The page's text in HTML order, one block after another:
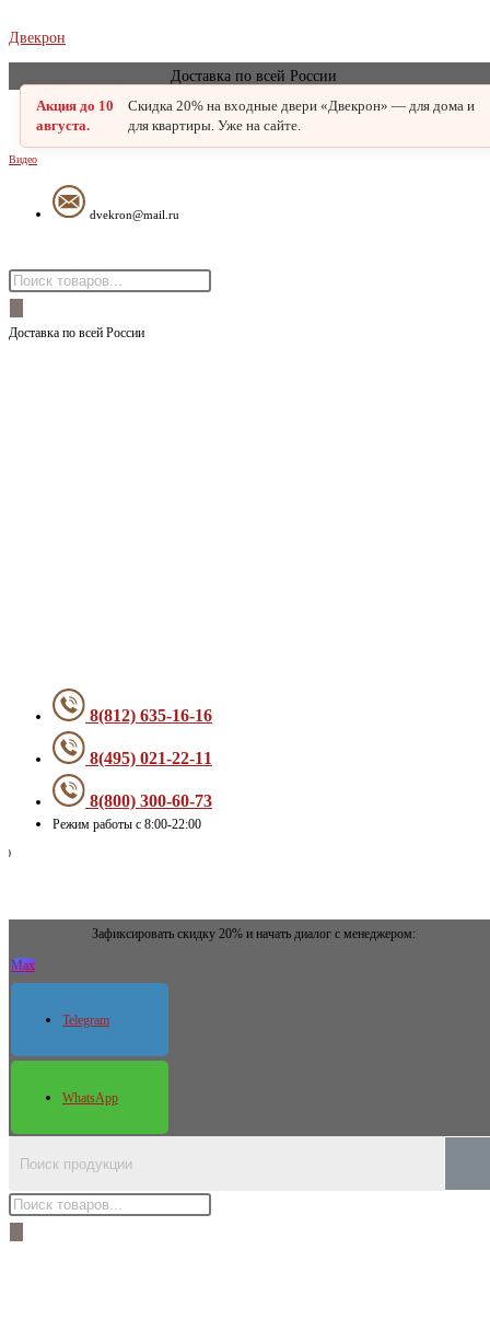
Перейти
к
содержимому
Двекрон
Доставка по всей России
Акция до 10
августа.
Скидка 20% на входные двери «Двекрон» — для дома и
для квартиры. Уже на сайте.
Видео
dvekron@mail.ru
Поиск
Доставка по всей России
8(812) 635-16-16
8(495) 021-22-11
8(800) 300-60-73
Режим работы с 8:00-22:00
Зафиксировать скидку 20% и начать диалог с менеджером:
Max
Telegram
WhatsApp
Поиск